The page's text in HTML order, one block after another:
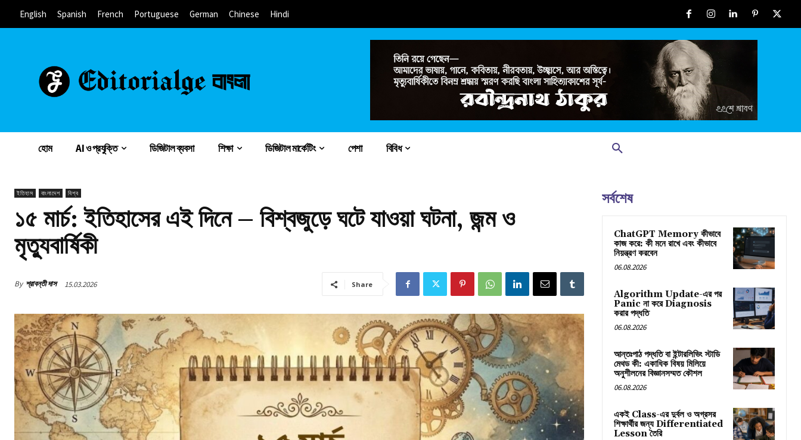
English Spanish French Portuguese German Chinese Hindi
হোম AI ও প্রযুক্তি ডিজিটাল ব্যবসা শিক্ষা ডিজিটাল মার্কেটিং পেশা বিবিধ
ইতিহাস বাংলাদেশ বিশ্ব
১৫ মার্চ: ইতিহাসের এই দিনে – বিশ্বজুড়ে ঘটে যাওয়া ঘটনা, জন্ম ও
মৃত্যুবার্ষিকী
By শ্রাবন্তী দাস 15.03.2026 Share
সর্বশেষ
ChatGPT Memory কীভাবে
কাজ করে: কী মনে রাখে এবং কীভাবে
নিয়ন্ত্রণ করবেন
06.08.2026
Algorithm Update-এর পর
Panic না করে Diagnosis
করার পদ্ধতি
06.08.2026
আন্তঃপাঠ পদ্ধতি বা ইন্টারলিভিং স্টাডি
মেথড কী: একাধিক বিষয় মিলিয়ে
অনুশীলনের বিজ্ঞানসম্মত কৌশল
06.08.2026
একই Class-এর দুর্বল ও অগ্রসর
শিক্ষার্থীর জন্য Differentiated
Lesson তৈরি